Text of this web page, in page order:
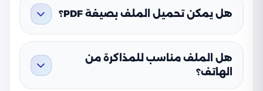
هل يمكن تحميل الملف بصيغة PDF؟
هل الملف مناسب للمذاكرة من
الهاتف؟